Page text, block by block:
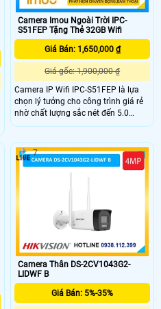
Camera Imou Ngoài Trời IPC-
S51FEP Tặng Thẻ 32GB Wifi
Giá Bán: 1,650,000 ₫
Giá gốc: 1,900,000 ₫
Camera IP Wifi IPC-S51FEP là lựa
chọn lý tưởng cho công trình giá rẻ
nhờ chất lượng sắc nét đến 5.0
megapixel với khả năng xem ban
camera giúp quan sát hiệu quả vào
ban đêm như ban ngày
Camera Thân DS-2CV1043G2-
LIDWF B
Giá Bán: 5%-35%
7